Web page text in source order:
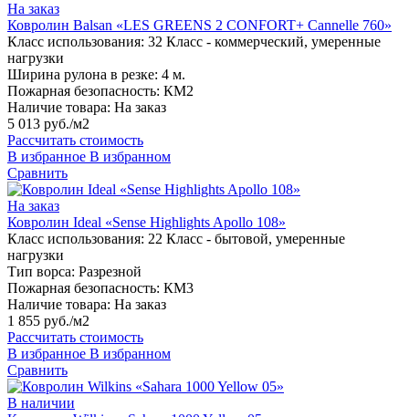
На заказ
Ковролин Balsan «LES GREENS 2 CONFORT+ Cannelle 760»
Класс использования: 32 Класс - коммерческий, умеренные
нагрузки
Ширина рулона в резке: 4 м.
Пожарная безопасность: КМ2
Наличие товара: На заказ
5 013 руб./м2
Рассчитать стоимость
В избранное В избранном
Сравнить
На заказ
Ковролин Ideal «Sense Highlights Apollo 108»
Класс использования: 22 Класс - бытовой, умеренные
нагрузки
Тип ворса: Разрезной
Пожарная безопасность: КМ3
Наличие товара: На заказ
1 855 руб./м2
Рассчитать стоимость
В избранное В избранном
Сравнить
В наличии